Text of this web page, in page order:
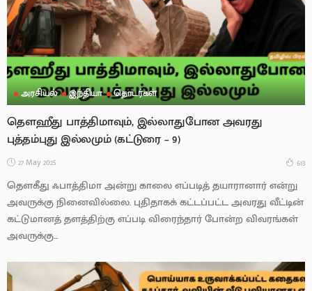
அரசியல் இந்தியா தொடர்கள்
தௌஹீது பாத்திமாவும், இல்லாதுபோன அவரது
புத்தம்புது இல்லமும் (கட்டுரை – 9)
27 May 2025 613
தௌகீது ஃபாத்திமா அன்று காலை எப்படித் தயாரானார் என்று
அவருக்கு நினைவில்லை. புதிதாகக் கட்டப்பட்ட அவரது வீட்டின்
கட்டுமானத் தளத்திற்கு எப்படி விரைந்தார் போன்ற விவரங்கள்
அவருக்கு...